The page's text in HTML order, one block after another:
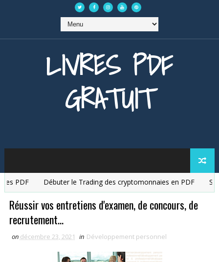
LIVRES PDF
GRATUIT
PDF Débuter le Trading des cryptomonnaies en PDF
Réussir vos entretiens d'examen, de concours, de
recrutement...
on décembre 23, 2021 in Développement personnel